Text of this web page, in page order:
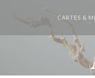
CARTES &